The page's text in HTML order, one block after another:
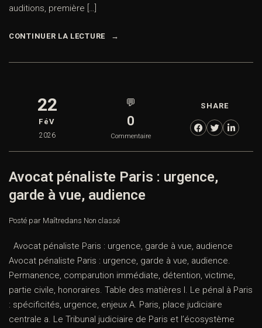
auditions, première […]
CONTINUER LA LECTURE
22
FéV
2026
💬
0
Commentaire
SHARE
Avocat pénaliste Paris : urgence,
garde à vue, audience
Posté par Maîtredans Non classé
Avocat pénaliste Paris : urgence, garde à vue, audience
Avocat pénaliste Paris : urgence, garde à vue, audience.
Permanence, comparution immédiate, détention, victime,
partie civile, honoraires. Table des matières I. Le pénal à Paris
: spécificités, urgence, enjeux A. Paris, place judiciaire
centrale a. Le Tribunal judiciaire de Paris et l’écosystème